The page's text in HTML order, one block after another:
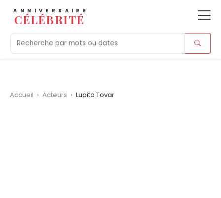
ANNIVERSAIRE
CÉLÉBRITÉ
Aujourd'hui Tendances Morts
Accueil › Acteurs › Lupita Tovar